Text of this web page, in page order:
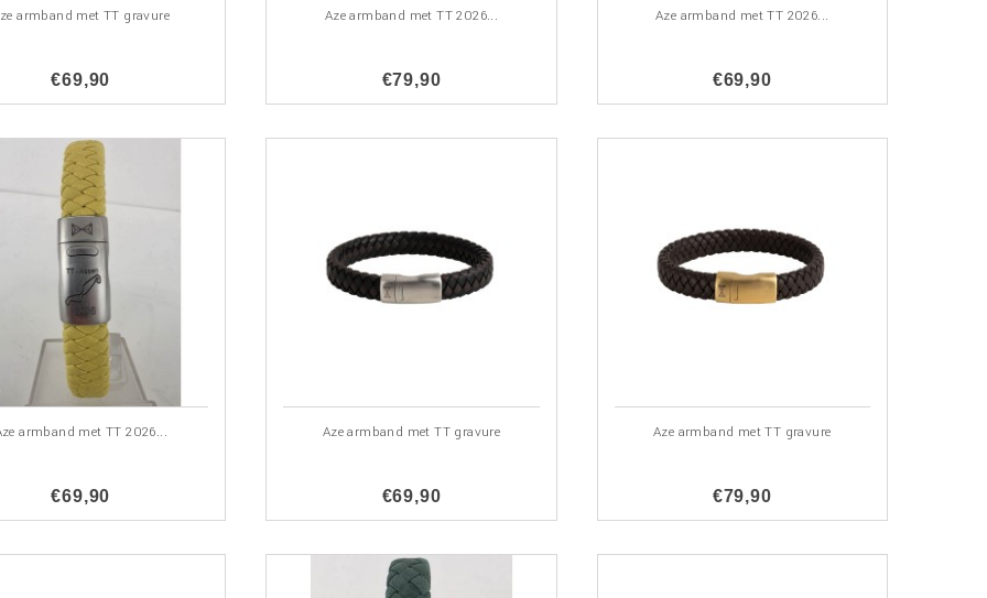
armband met TT gravure
€69,90
Aze armband met TT 2026...
€79,90
Aze armband met TT 2026...
€69,90
armband met TT 2026...
€69,90
Aze armband met TT gravure
€69,90
Aze armband met TT gravure
€79,90